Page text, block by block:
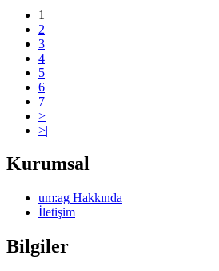
1
2
3
4
5
6
7
>
>|
Kurumsal
um:ag Hakkında
İletişim
Bilgiler